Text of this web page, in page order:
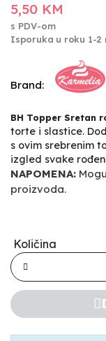
5,50 KM
s PDV-om
Isporuka u roku 1-2
Brand:
BH Topper Sretan
torte i slastice.
s ovim srebrenim
izgled svake
NAPOMENA:
proizvoda.
Količina